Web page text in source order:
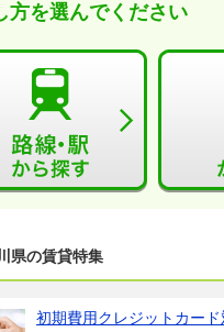
方を選んでください
県の賃貸特集
初期費用クレジットカード